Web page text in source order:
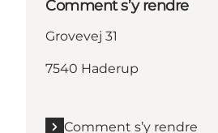
Comment s’y rendre
Grovevej 31
7540 Haderup
Comment s’y rendre